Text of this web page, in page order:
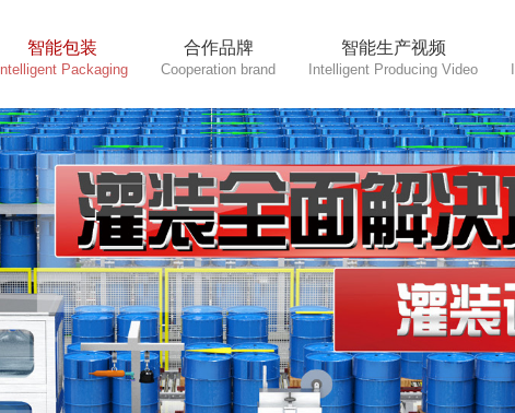
智能包装
Intelligent Packaging
合作品牌
Cooperation brand
智能生产视频
Intelligent Producing Video